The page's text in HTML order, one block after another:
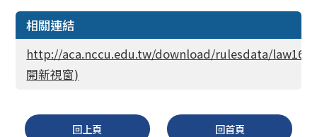
相關連結
http://aca.nccu.edu.tw/download/rulesdata/
開新視窗)
回上頁 回首頁